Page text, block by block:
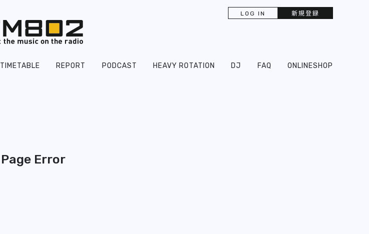
LOG IN 新規登録
TIMETABLE REPORT PODCAST HEAVY ROTATION DJ FAQ ONLINESHOP
Page Error